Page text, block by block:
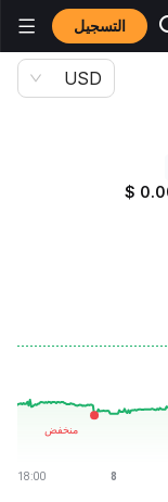
التسجيل
USD
$